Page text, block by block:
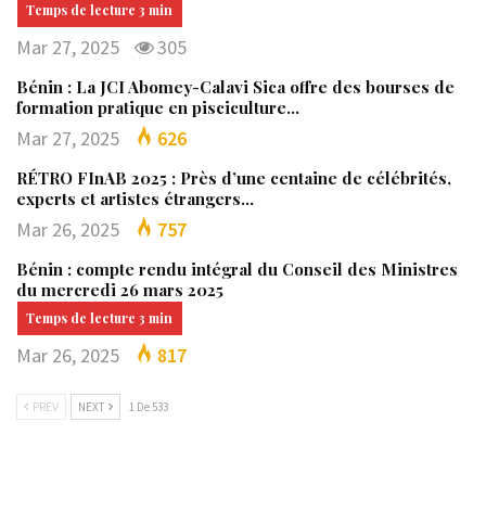
Mar 27, 2025 305
Bénin : La JCI Abomey-Calavi Sica offre des bourses de
formation pratique en pisciculture…
Mar 27, 2025 626
RÉTRO FInAB 2025 : Près d’une centaine de célébrités,
experts et artistes étrangers…
Mar 26, 2025 757
Bénin : compte rendu intégral du Conseil des Ministres
du mercredi 26 mars 2025
Mar 26, 2025 817
PREV NEXT 1 De 533